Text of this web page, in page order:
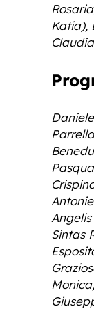
Katia),
Claudia
Sintas